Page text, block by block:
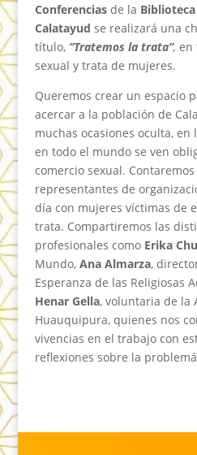
Conferencias de la
Calatayud se realizará una
título, “Tratemos la trata”, en
sexual y trata de mujeres.
Queremos crear un espacio
acercar a la población de
muchas ocasiones oculta,
en todo el mundo se ven
comercio sexual.
representantes de
día con mujeres víctimas de
trata. Compartiremos las
profesionales como Erika
Mundo, Ana Almarza,
Esperanza de las Religiosas
Henar Gella, voluntaria de la
Huauquipura, quienes nos
vivencias en el trabajo con
reflexiones sobre la